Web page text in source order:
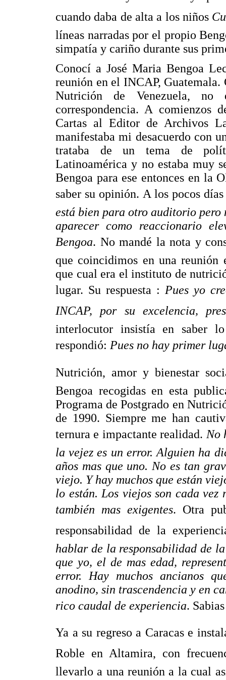
cuando daba de alta a los niños 
líneas narradas por el propio
simpatía y cariño durante sus
Conocí a José Maria Bengoa
reunión en el INCAP,
Nutrición de Venezuela,
correspondencia. A comienzos
Cartas al Editor de Archivos
manifestaba mi desacuerdo con
trataba de un tema de
Latinoamérica y no estaba muy
Bengoa para ese entonces en la
saber su opinión. A los pocos
está bien para otro auditorio pero
aparecer como reaccionario
Bengoa. No mandé la nota y
que coincidimos en una
que cual era el instituto de
lugar. Su respuesta :  Pues yo
INCAP, por su excelencia,
interlocutor insistía en saber
respondió:  Pues no hay primer
Nutrición, amor y bienestar
Bengoa recogidas en esta
Programa de Postgrado en
de 1990. Siempre me han
ternura e impactante realidad.  No
la vejez es un error. Alguien ha
años mas que uno. No es tan
viejo. Y hay muchos que están
lo están. Los viejos son cada vez
también mas exigentes. Otra
responsabilidad de la
hablar de la responsabilidad de
que yo, el de mas edad,
error. Hay muchos ancianos
anodino, sin trascendencia y en
rico caudal de experiencia.
Ya a su regreso a Caracas e
Roble en Altamira, con
llevarlo a una reunión a la cual